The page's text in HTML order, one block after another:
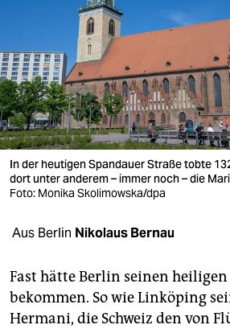
verlag
veranstaltungen
shop
fragen & hilfe
unterstützen
abo
epaper login
In der heutigen Spandauer Straße tobte
dort unter anderem – immer noch – die
Foto: Monika Skolimowska/dpa
Aus Berlin Nikolaus Bernau
Fast hätte Berlin seinen
bekommen. So wie Linköping
Hermani, die Schweiz den von